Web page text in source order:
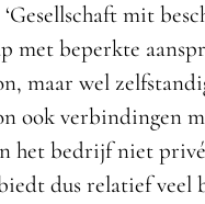
mit
met beperkte
maar wel
ook verbindingen
het bedrijf niet
dus relatief veel